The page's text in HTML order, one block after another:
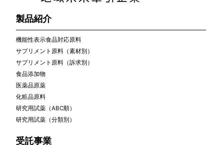
製品紹介
機能性表示食品対応原料
サプリメント原料（素材別）
サプリメント原料（訴求別）
食品添加物
医薬品原薬
化粧品原料
研究用試薬（ABC順）
研究用試薬（分類別）
受託事業